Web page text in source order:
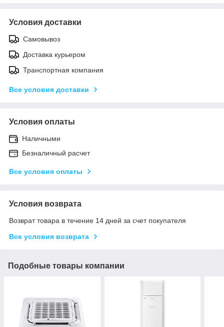
Условия доставки
Самовывоз
Доставка курьером
Транспортная компания
Все условия доставки
Условия оплаты
Наличными
Безналичный расчет
Все условия оплаты
Условия возврата
Возврат товара в течение 14 дней за счет покупателя
Все условия возврата
Подобные товары компании